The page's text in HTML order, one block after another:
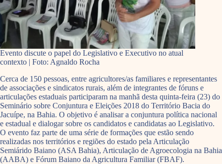
Evento discute o papel do Legislativo e Executivo no atual
contexto | Foto: Agnaldo Rocha
Cerca de 150 pessoas, entre agricultores/as familiares e representantes
de associações e sindicatos rurais, além de integrantes de fóruns e
articulações estaduais participaram na manhã desta quinta-feira (23) do
Seminário sobre Conjuntura e Eleições 2018 do Território Bacia do
Jacuípe, na Bahia. O objetivo é analisar a conjuntura política nacional
e estadual e dialogar sobre os candidatos e candidatas ao Legislativo.
O evento faz parte de uma série de formações que estão sendo
realizadas nos territórios e regiões do estado pela Articulação
Semiárido Baiano (ASA Bahia), Articulação de Agroecologia na Bahia
(AABA) e Fórum Baiano da Agricultura Familiar (FBAF).